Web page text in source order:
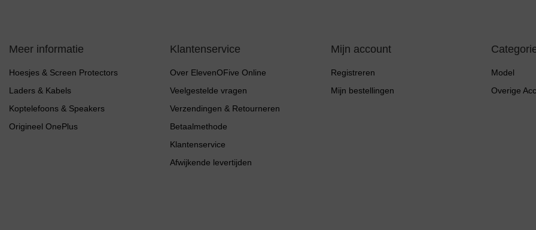
Meer informatie
Hoesjes & Screen Protectors
Laders & Kabels
Koptelefoons & Speakers
Origineel OnePlus
Klantenservice
Over ElevenOFive Online
Veelgestelde vragen
Verzendingen & Retourneren
Betaalmethode
Klantenservice
Afwijkende levertijden
Mijn account
Registreren
Mijn bestellingen
Model
Overige